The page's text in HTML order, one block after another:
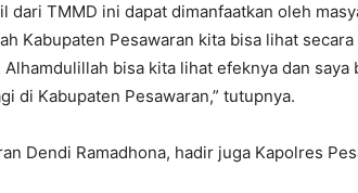
dari TMMD ini dapat dimanfaatkan oleh
Kabupaten Pesawaran kita bisa lihat
bisa kita lihat efeknya dan
di Kabupaten Pesawaran,” tutupnya.
Dendi Ramadhona, hadir juga Kapolres